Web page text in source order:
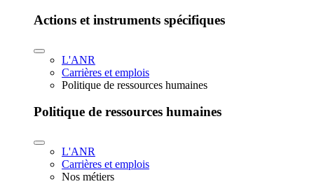
Actions et instruments spécifiques
L'ANR
Carrières et emplois
Politique de ressources humaines
Politique de ressources humaines
L'ANR
Carrières et emplois
Nos métiers